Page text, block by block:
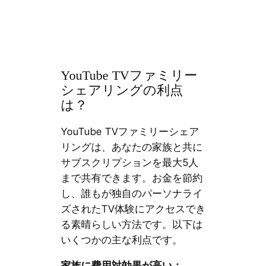
YouTube TVファミリー
シェアリングの利点
は？
YouTube TVファミリーシェア
リングは、あなたの家族と共に
サブスクリプションを最大5人
まで共有できます。お金を節約
し、誰もが独自のパーソナライ
ズされたTV体験にアクセスでき
る素晴らしい方法です。以下は
いくつかの主な利点です。